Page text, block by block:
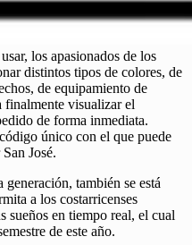
los apasionados de los
distintos tipos de colores, de
de equipamiento de
finalmente visualizar el
de forma inmediata.
único con el que puede
José.
también se está
a los costarricenses
sueños en tiempo real, el cual
de este año.